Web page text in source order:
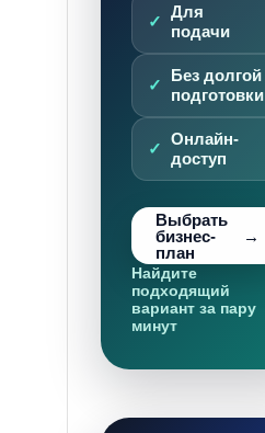
Для
подачи
Без долгой
подготовки
Онлайн-
доступ
Выбрать
бизнес-
план
Найдите
подходящий
вариант за пару
минут